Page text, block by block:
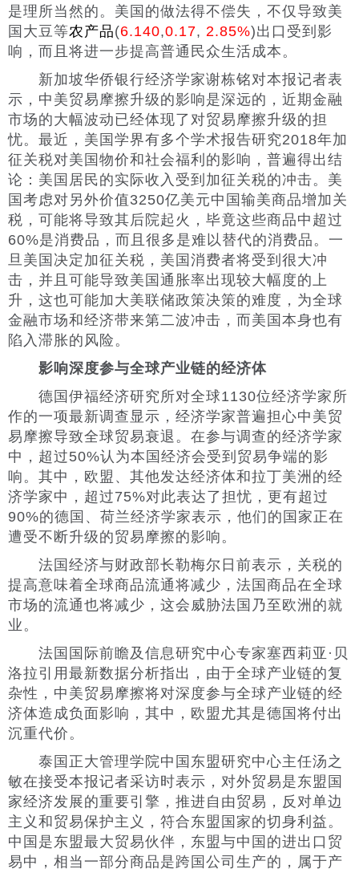
是理所当然的。美国的做法得不偿失，不仅导致美
国大豆等农产品(6.140,0.17, 2.85%)出口受到影
响，而且将进一步提高普通民众生活成本。
新加坡华侨银行经济学家谢栋铭对本报记者表
示，中美贸易摩擦升级的影响是深远的，近期金融
市场的大幅波动已经体现了对贸易摩擦升级的担
忧。最近，美国学界有多个学术报告研究2018年加
征关税对美国物价和社会福利的影响，普遍得出结
论：美国居民的实际收入受到加征关税的冲击。美
国考虑对另外价值3250亿美元中国输美商品增加关
税，可能将导致其后院起火，毕竟这些商品中超过
60%是消费品，而且很多是难以替代的消费品。一
旦美国决定加征关税，美国消费者将受到很大冲
击，并且可能导致美国通胀率出现较大幅度的上
升，这也可能加大美联储政策决策的难度，为全球
金融市场和经济带来第二波冲击，而美国本身也有
陷入滞胀的风险。
影响深度参与全球产业链的经济体
德国伊福经济研究所对全球1130位经济学家所
作的一项最新调查显示，经济学家普遍担心中美贸
易摩擦导致全球贸易衰退。在参与调查的经济学家
中，超过50%认为本国经济会受到贸易争端的影
响。其中，欧盟、其他发达经济体和拉丁美洲的经
济学家中，超过75%对此表达了担忧，更有超过
90%的德国、荷兰经济学家表示，他们的国家正在
遭受不断升级的贸易摩擦的影响。
法国经济与财政部长勒梅尔日前表示，关税的
提高意味着全球商品流通将减少，法国商品在全球
市场的流通也将减少，这会威胁法国乃至欧洲的就
业。
法国国际前瞻及信息研究中心专家塞西莉亚·贝
洛拉引用最新数据分析指出，由于全球产业链的复
杂性，中美贸易摩擦将对深度参与全球产业链的经
济体造成负面影响，其中，欧盟尤其是德国将付出
沉重代价。
泰国正大管理学院中国东盟研究中心主任汤之
敏在接受本报记者采访时表示，对外贸易是东盟国
家经济发展的重要引擎，推进自由贸易，反对单边
主义和贸易保护主义，符合东盟国家的切身利益。
中国是东盟最大贸易伙伴，东盟与中国的进出口贸
易中，相当一部分商品是跨国公司生产的，属于产